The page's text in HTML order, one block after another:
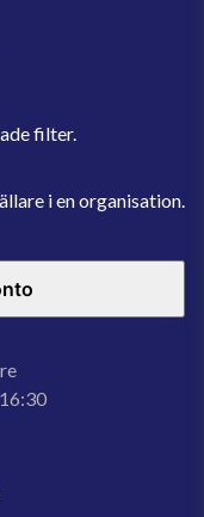
filter.
i en organisation.